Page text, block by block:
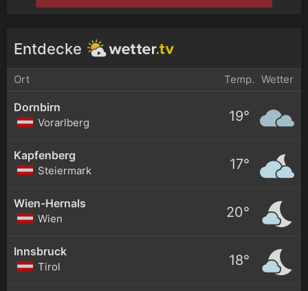
Entdecke
Ort Temp. Wetter
Dornbirn
Vorarlberg 19°
Kapfenberg
Steiermark 17°
Wien-Hernals
Wien 20°
Innsbruck
Tirol 18°